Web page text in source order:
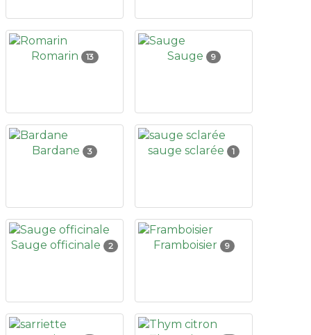
Romarin 13 Sauge 9
Bardane 3 sauge sclarée 1
Sauge officinale 2 Framboisier 9